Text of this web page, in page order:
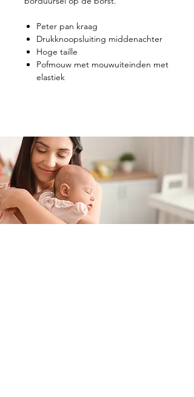
Peter pan kraag
Drukknoopsluiting middenachter
Hoge taille
Pofmouw met mouwuiteinden met
elastiek